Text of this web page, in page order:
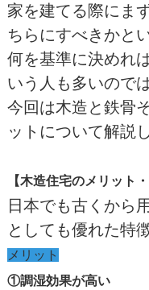
家を建てる際にま
ちらにすべきかと
何を基準に決めれ
いう人も多いので
今回は木造と鉄骨
ットについて解説
【木造住宅のメリット
日本でも古くから
としても優れた特
メリット
①調湿効果が高い